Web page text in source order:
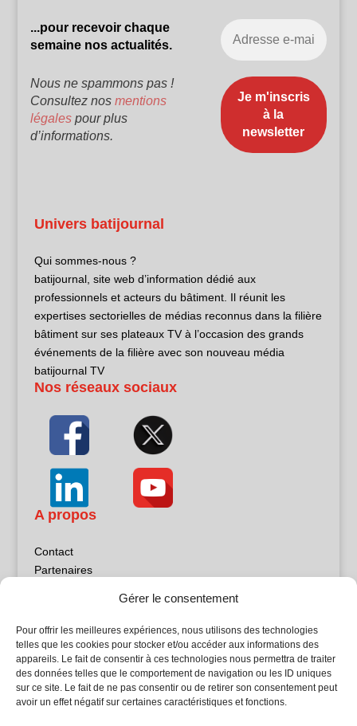
Gérer le consentement
Pour offrir les meilleures expériences, nous utilisons des technologies
telles que les cookies pour stocker et/ou accéder aux informations des
appareils. Le fait de consentir à ces technologies nous permettra de traiter
des données telles que le comportement de navigation ou les ID uniques
sur ce site. Le fait de ne pas consentir ou de retirer son consentement peut
avoir un effet négatif sur certaines caractéristiques et fonctions.
...pour recevoir chaque
semaine nos actualités.
Nous ne spammons pas !
Consultez nosmentions
légales pour plus
d’informations.
Univers batijournal
Qui sommes-nous ?
batijournal, site web d’information dédié aux
professionnels et acteurs du bâtiment. Il réunit les
expertises sectorielles de médias reconnus dans la filière
bâtiment sur ses plateaux TV à l’occasion des grands
événements de la filière avec son nouveau média
batijournal TV
Nos réseaux sociaux
A propos
Contact
Partenaires
Politique de confidentialité
Sites partenaires
5Façades
Atrium Patrimoine